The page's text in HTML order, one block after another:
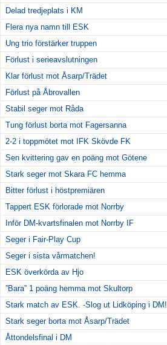
Delad tredjeplats i KM
Flera nya namn till ESK
Ung trio förstärker truppen
Förlust i serieavslutningen
Klar förlust mot Åsarp/Trädet
Förlust på Åbrovallen
Stabil seger mot Råda
Tung förlust borta mot Fagersanna
2-2 i toppmötet mot IFK Skövde FK
Sen kvittering gav en poäng mot Götene
Stark seger mot Skara FC hemma
Bitter förlust i höstpremiären
Tappert ESK förlorade mot Norrby
Inför DM-kvartsfinalen mot Norrby IF
Seger i Fair-Play Cup
Seger i sista vårmatchen!
ESK överkörda av Hjo
”Bara” 1 poäng hemma mot Skultorp
Stark match av ESK. -Slog ut Lidköping i DM!
Stark seger borta mot Åsarp/Trädet
Åttondelsfinal i DM